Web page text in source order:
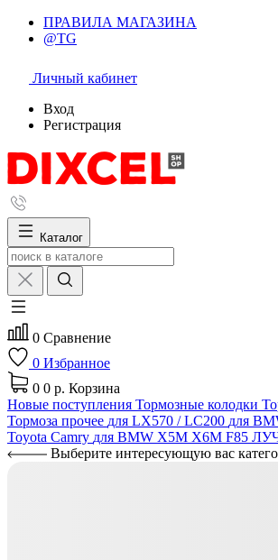
ПРАВИЛА МАГАЗИНА
@TG
Личный кабинет
Вход
Регистрация
Каталог
0 Сравнение
0 Избранное
0 0 р. Корзина
Новые поступления Тормозные колодки
Тормоза прочее для LX570 / LC200 для
Toyota Camry для BMW X5M X6M F85
Выберите интересующую вас